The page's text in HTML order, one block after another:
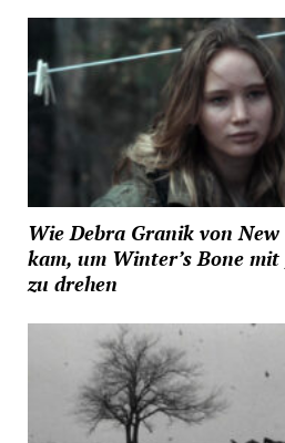
Wie Debra Granik von
kam, um Winter’s Bone
zu drehen